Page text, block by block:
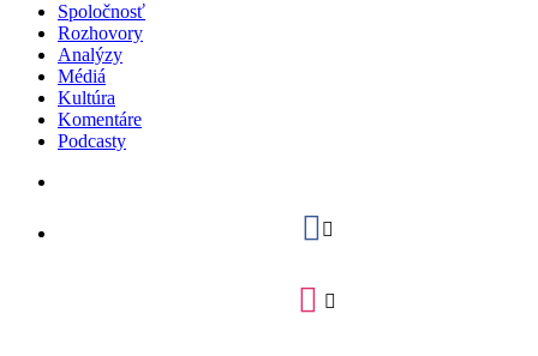
Spoločnosť
Rozhovory
Analýzy
Médiá
Kultúra
Komentáre
Podcasty